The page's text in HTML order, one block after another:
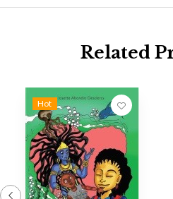
Related
Hot